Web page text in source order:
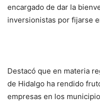
encargado de dar la
inversionistas por fijarse
Destacó que en materia
de Hidalgo ha rendido
empresas en los